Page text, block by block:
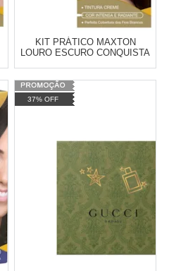
KIT PRÁTICO MAXTON
LOURO ESCURO CONQUISTA
Varejo:
Atacado: R$
37% OFF